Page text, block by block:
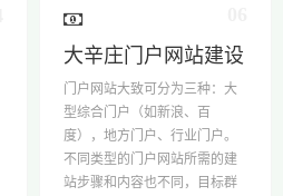
大辛庄门户网站建设
门户网站大致可分为三种：大
型综合门户（如新浪、百
度），地方门户、行业门户。
不同类型的门户网站所需的建
站步骤和内容也不同，目标群